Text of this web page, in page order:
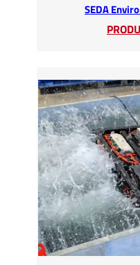
SEDA